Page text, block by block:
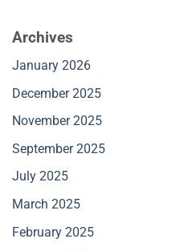
Archives
January 2026
December 2025
November 2025
September 2025
July 2025
March 2025
February 2025